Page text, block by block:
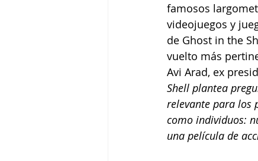
famosos
videojuegos y
de Ghost in the
vuelto más
Avi Arad, ex
Shell plantea
relevante para los
como individuos:
una película de